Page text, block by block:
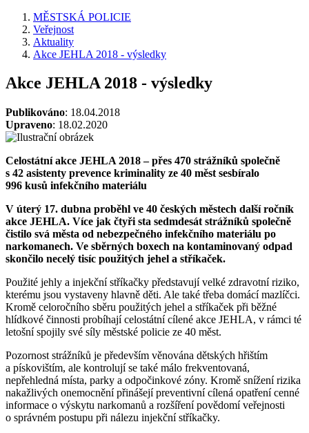
MĚSTSKÁ POLICIE
Veřejnost
Aktuality
Akce JEHLA 2018 - výsledky
Akce JEHLA 2018 - výsledky
Publikováno: 18.04.2018
Upraveno: 18.02.2020
Celostátní akce JEHLA 2018 – přes 470 strážníků společně
s 42 asistenty prevence kriminality ze 40 měst sesbíralo
996 kusů infekčního materiálu
V úterý 17. dubna proběhl ve 40 českých městech další ročník
akce JEHLA. Více jak čtyři sta sedmdesát strážníků společně
čistilo svá města od nebezpečného infekčního materiálu po
narkomanech. Ve sběrných boxech na kontaminovaný odpad
skončilo necelý tisíc použitých jehel a stříkaček.
Použité jehly a injekční stříkačky představují velké zdravotní riziko,
kterému jsou vystaveny hlavně děti. Ale také třeba domácí mazlíčci.
Kromě celoročního sběru použitých jehel a stříkaček při běžné
hlídkové činnosti probíhají celostátní cílené akce JEHLA, v rámci té
letošní spojily své síly městské policie ze 40 měst.
Pozornost strážníků je především věnována dětských hřištím
a pískovištím, ale kontrolují se také málo frekventovaná,
nepřehledná místa, parky a odpočinkové zóny. Kromě snížení rizika
nakažlivých onemocnění přinášejí preventivní cílená opatření cenné
informace o výskytu narkomanů a rozšíření povědomí veřejnosti
o správném postupu při nálezu injekční stříkačky.